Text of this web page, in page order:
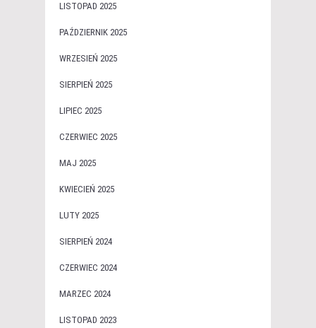
LISTOPAD 2025
PAŹDZIERNIK 2025
WRZESIEŃ 2025
SIERPIEŃ 2025
LIPIEC 2025
CZERWIEC 2025
MAJ 2025
KWIECIEŃ 2025
LUTY 2025
SIERPIEŃ 2024
CZERWIEC 2024
MARZEC 2024
LISTOPAD 2023